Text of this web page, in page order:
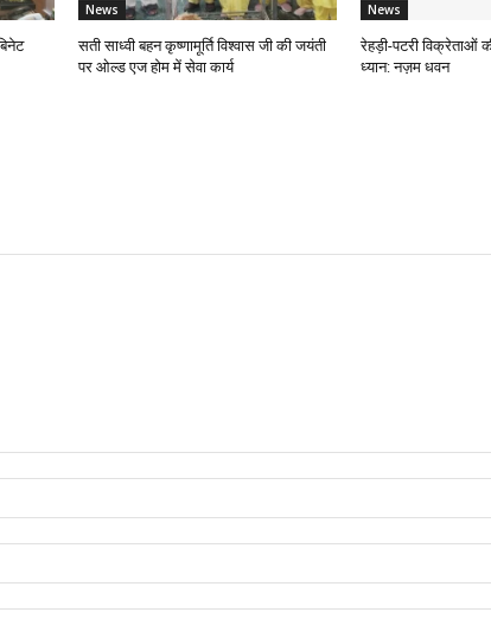
News
सती साध्वी बहन कृष्णामूर्ति विश्वास जी की जयंती
पर ओल्ड एज होम में सेवा कार्य
News
रेहड़ी-पटरी विक्रेताओं
ध्यान: नज़म धवन